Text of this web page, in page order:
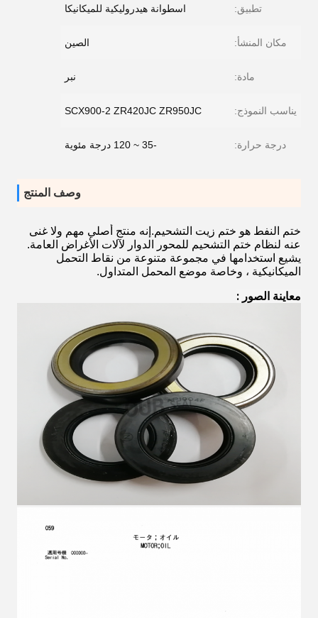
تطبيق: اسطوانة هيدروليكية للميكانيكا
مكان المنشأ: الصين
مادة: نبر
يناسب النموذج: SCX900-2 ZR420JC ZR950JC
درجة حرارة: -35 ~ 120 درجة مئوية
وصف المنتج
ختم النفط هو ختم زيت التشحيم.إنه منتج أصلي مهم ولا غنى
عنه لنظام ختم التشحيم للمحور الدوار لآلات الأغراض العامة.
يشيع استخدامها في مجموعة متنوعة من نقاط التحمل
الميكانيكية ، وخاصة موضع المحمل المتداول.
معاينة الصور :